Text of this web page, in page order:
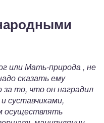
или Мать-природа , не
сказать ему
за то, что он наградил
суставчиками,
осуществлять